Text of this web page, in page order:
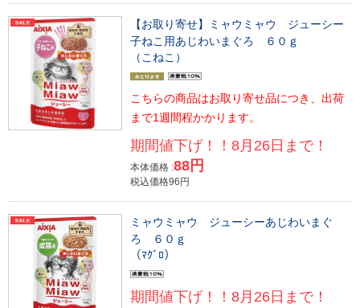
【お取り寄せ】ミャウミャウ ジューシー
子ねこ用あじわいまぐろ ６０ｇ
（こねこ）
こちらの商品はお取り寄せ品につき、出荷
まで1週間程かかります。
期間値下げ！！8月26日まで！
本体価格 :88円
税込価格96円
ミャウミャウ ジューシーあじわいまぐ
ろ ６０ｇ
（ﾏｸﾞﾛ）
期間値下げ！！8月26日まで！